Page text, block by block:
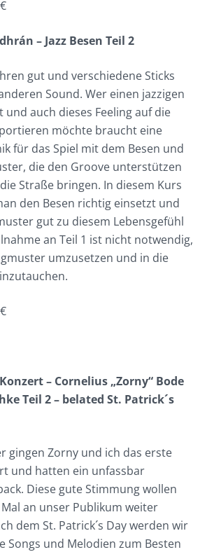
– Jazz Besen Teil 2
gut und verschiedene Sticks
Sound. Wer einen jazzigen
und auch dieses Feeling auf die
möchte braucht eine
für das Spiel mit dem Besen und
die den Groove unterstützen
Straße bringen. In diesem Kurs
den Besen richtig einsetzt und
gut zu diesem Lebensgefühl
an Teil 1 ist nicht notwendig,
umzusetzen und in die
– Cornelius „Zorny“ Bode
Teil 2 – belated St. Patrick´s
gingen Zorny und ich das erste
und hatten ein unfassbar
Diese gute Stimmung wollen
an unser Publikum weiter
dem St. Patrick´s Day werden wir
Songs und Melodien zum Besten